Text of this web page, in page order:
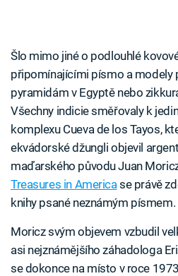
Šlo mimo jiné o podlouhlé
připomínajícími písmo a modely
pyramidám v Egyptě nebo
Všechny indicie směřovaly k
komplexu Cueva de los Tayos,
ekvádorské džungli objevil
maďarského původu Juan
Treasures in America se právě
knihy psané neznámým písmem.
Moricz svým objevem vzbudil
asi nejznámějšího záhadologa
se dokonce na místo v roce